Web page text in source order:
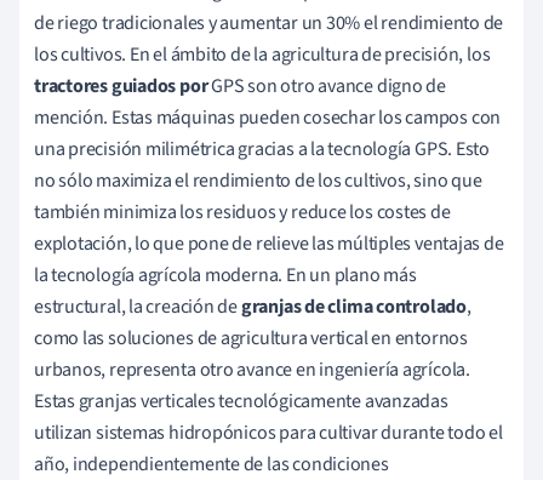
de riego tradicionales y aumentar un 30% el rendimiento de
los cultivos. En el ámbito de la agricultura de precisión, los
tractores guiados porGPS son otro avance digno de
mención. Estas máquinas pueden cosechar los campos con
una precisión milimétrica gracias a la tecnología GPS. Esto
no sólo maximiza el rendimiento de los cultivos, sino que
también minimiza los residuos y reduce los costes de
explotación, lo que pone de relieve las múltiples ventajas de
la tecnología agrícola moderna. En un plano más
estructural, la creación degranjas de clima controlado,
como las soluciones de agricultura vertical en entornos
urbanos, representa otro avance en ingeniería agrícola.
Estas granjas verticales tecnológicamente avanzadas
utilizan sistemas hidropónicos para cultivar durante todo el
año, independientemente de las condiciones